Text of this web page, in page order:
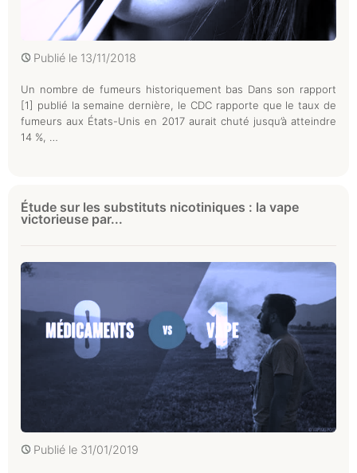
Publié le 13/11/2018
Un nombre de fumeurs historiquement bas Dans son rapport
[1] publié la semaine dernière, le CDC rapporte que le taux de
fumeurs aux États-Unis en 2017 aurait chuté jusqu’à atteindre
14 %, …
Étude sur les substituts nicotiniques : la vape
victorieuse par...
Publié le 31/01/2019